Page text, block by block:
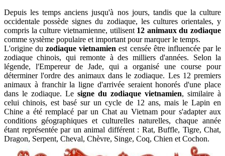
Depuis les temps anciens jusqu'à nos jours, tandis que la culture
occidentale possède signes du zodiaque, les cultures orientales, y
compris la culture vietnamienne, utilisent 12 animaux du zodiaque
comme système populaire et important pour marquer le temps.
L'origine duzodiaque vietnamien est censée être influencée par le
zodiaque chinois, qui remonte à des milliers d'années. Selon la
légende, l'Empereur de Jade, qui a organisé une course pour
déterminer l'ordre des animaux dans le zodiaque. Les 12 premiers
animaux à franchir la ligne d'arrivée seraient honorés d'une place
dans le zodiaque. Le signe du zodiaque vietnamien, similaire à
celui chinois, est basé sur un cycle de 12 ans, mais le Lapin en
Chine a été remplacé par un Chat au Vietnam pour s'adapter aux
conditions géographiques et culturelles naturelles, chaque année
étant représentée par un animal différent : Rat, Buffle, Tigre, Chat,
Dragon, Serpent, Cheval, Chèvre, Singe, Coq, Chien et Cochon.